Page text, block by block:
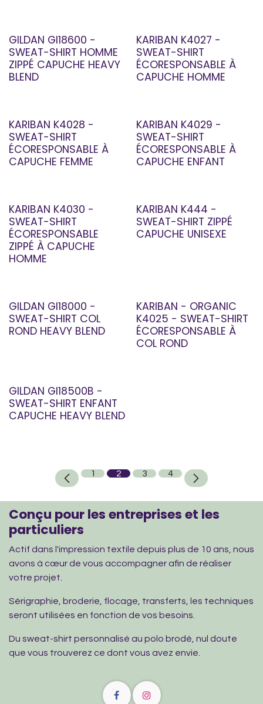
GILDAN GI18600 -
SWEAT-SHIRT HOMME
ZIPPÉ CAPUCHE HEAVY
BLEND
KARIBAN K4027 -
SWEAT-SHIRT
ÉCORESPONSABLE À
CAPUCHE HOMME
KARIBAN K4028 -
SWEAT-SHIRT
ÉCORESPONSABLE À
CAPUCHE FEMME
KARIBAN K4029 -
SWEAT-SHIRT
ÉCORESPONSABLE À
CAPUCHE ENFANT
KARIBAN K4030 -
SWEAT-SHIRT
ÉCORESPONSABLE
ZIPPÉ À CAPUCHE
HOMME
KARIBAN K444 -
SWEAT-SHIRT ZIPPÉ
CAPUCHE UNISEXE
GILDAN GI18000 -
SWEAT-SHIRT COL
ROND HEAVY BLEND
KARIBAN - ORGANIC
K4025 - SWEAT-SHIRT
ÉCORESPONSABLE À
COL ROND
GILDAN GI18500B -
SWEAT-SHIRT ENFANT
CAPUCHE HEAVY BLEND
1 2 3 4
Conçu pour les entreprises et les
particuliers
Actif dans l'impression textile depuis plus de 10 ans, nous
avons à cœur de vous accompagner afin de réaliser
votre projet.
Sérigraphie, broderie, flocage, transferts, les techniques
seront utilisées en fonction de vos besoins.
Du sweat-shirt personnalisé au polo brodé, nul doute
que vous trouverez ce dont vous avez envie.